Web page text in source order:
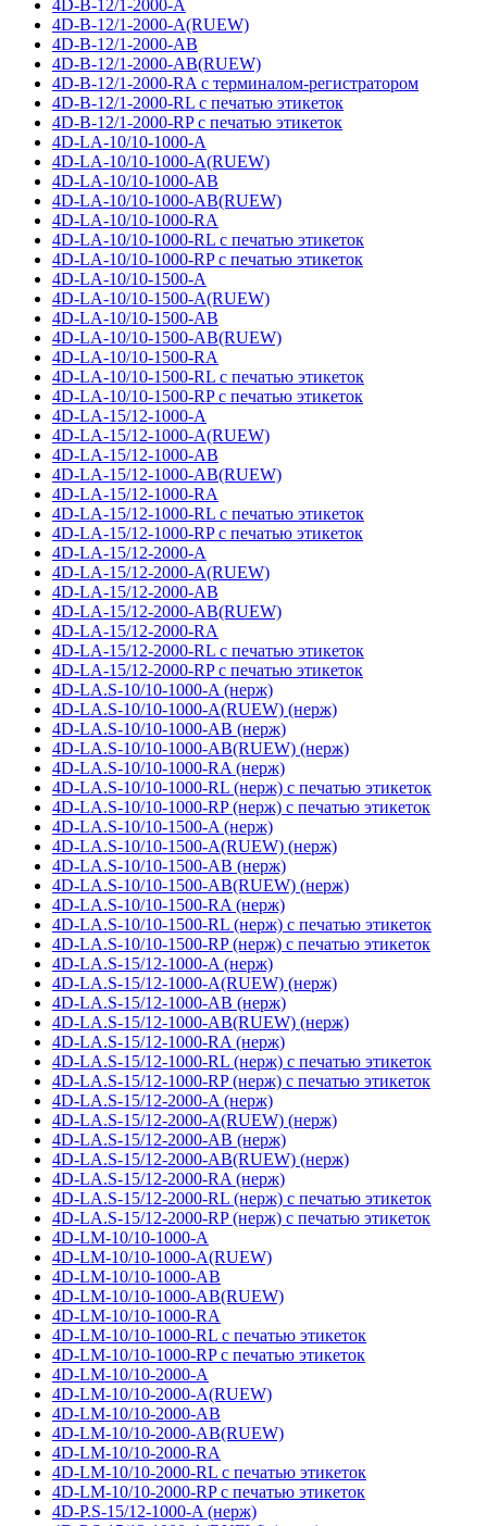
4D-B-12/1-2000-A
4D-B-12/1-2000-A(RUEW)
4D-B-12/1-2000-AB
4D-B-12/1-2000-AB(RUEW)
4D-B-12/1-2000-RA с терминалом-регистратором
4D-B-12/1-2000-RL с печатью этикеток
4D-B-12/1-2000-RP с печатью этикеток
4D-LA-10/10-1000-A
4D-LA-10/10-1000-A(RUEW)
4D-LA-10/10-1000-AB
4D-LA-10/10-1000-AB(RUEW)
4D-LA-10/10-1000-RA
4D-LA-10/10-1000-RL с печатью этикеток
4D-LA-10/10-1000-RP с печатью этикеток
4D-LA-10/10-1500-A
4D-LA-10/10-1500-A(RUEW)
4D-LA-10/10-1500-AB
4D-LA-10/10-1500-AB(RUEW)
4D-LA-10/10-1500-RA
4D-LA-10/10-1500-RL с печатью этикеток
4D-LA-10/10-1500-RP с печатью этикеток
4D-LA-15/12-1000-A
4D-LA-15/12-1000-A(RUEW)
4D-LA-15/12-1000-AB
4D-LA-15/12-1000-AB(RUEW)
4D-LA-15/12-1000-RA
4D-LA-15/12-1000-RL с печатью этикеток
4D-LA-15/12-1000-RP с печатью этикеток
4D-LA-15/12-2000-A
4D-LA-15/12-2000-A(RUEW)
4D-LA-15/12-2000-AB
4D-LA-15/12-2000-AB(RUEW)
4D-LA-15/12-2000-RA
4D-LA-15/12-2000-RL с печатью этикеток
4D-LA-15/12-2000-RP с печатью этикеток
4D-LA.S-10/10-1000-A (нерж)
4D-LA.S-10/10-1000-A(RUEW) (нерж)
4D-LA.S-10/10-1000-AB (нерж)
4D-LA.S-10/10-1000-AB(RUEW) (нерж)
4D-LA.S-10/10-1000-RA (нерж)
4D-LA.S-10/10-1000-RL (нерж) с печатью этикеток
4D-LA.S-10/10-1000-RP (нерж) с печатью этикеток
4D-LA.S-10/10-1500-A (нерж)
4D-LA.S-10/10-1500-A(RUEW) (нерж)
4D-LA.S-10/10-1500-AB (нерж)
4D-LA.S-10/10-1500-AB(RUEW) (нерж)
4D-LA.S-10/10-1500-RA (нерж)
4D-LA.S-10/10-1500-RL (нерж) с печатью этикеток
4D-LA.S-10/10-1500-RP (нерж) с печатью этикеток
4D-LA.S-15/12-1000-A (нерж)
4D-LA.S-15/12-1000-A(RUEW) (нерж)
4D-LA.S-15/12-1000-AB (нерж)
4D-LA.S-15/12-1000-AB(RUEW) (нерж)
4D-LA.S-15/12-1000-RA (нерж)
4D-LA.S-15/12-1000-RL (нерж) с печатью этикеток
4D-LA.S-15/12-1000-RP (нерж) с печатью этикеток
4D-LA.S-15/12-2000-A (нерж)
4D-LA.S-15/12-2000-A(RUEW) (нерж)
4D-LA.S-15/12-2000-AB (нерж)
4D-LA.S-15/12-2000-AB(RUEW) (нерж)
4D-LA.S-15/12-2000-RA (нерж)
4D-LA.S-15/12-2000-RL (нерж) с печатью этикеток
4D-LA.S-15/12-2000-RP (нерж) с печатью этикеток
4D-LM-10/10-1000-A
4D-LM-10/10-1000-A(RUEW)
4D-LM-10/10-1000-AB
4D-LM-10/10-1000-AB(RUEW)
4D-LM-10/10-1000-RA
4D-LM-10/10-1000-RL с печатью этикеток
4D-LM-10/10-1000-RP с печатью этикеток
4D-LM-10/10-2000-A
4D-LM-10/10-2000-A(RUEW)
4D-LM-10/10-2000-AB
4D-LM-10/10-2000-AB(RUEW)
4D-LM-10/10-2000-RA
4D-LM-10/10-2000-RL с печатью этикеток
4D-LM-10/10-2000-RP с печатью этикеток
4D-P.S-15/12-1000-A (нерж)